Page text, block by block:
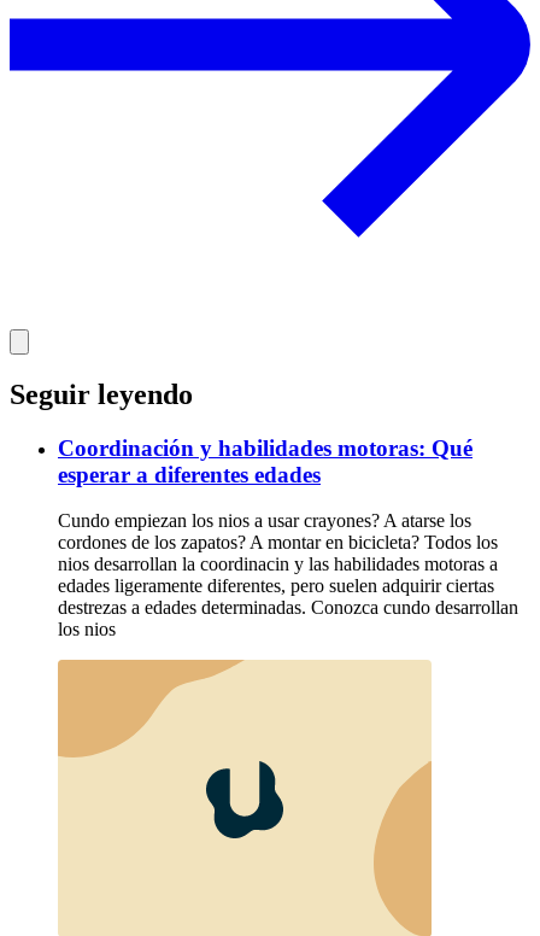
Seguir leyendo
Coordinación y habilidades motoras: Qué
esperar a diferentes edades
Cundo empiezan los nios a usar crayones? A atarse los
cordones de los zapatos? A montar en bicicleta? Todos los
nios desarrollan la coordinacin y las habilidades motoras a
edades ligeramente diferentes, pero suelen adquirir ciertas
destrezas a edades determinadas. Conozca cundo desarrollan
los nios